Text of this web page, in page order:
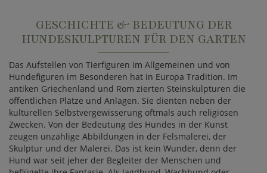
GESCHICHTE & BEDEUTUNG DER
HUNDESKULPTUREN FÜR DEN GARTEN
Das Aufstellen von Tierfiguren im Allgemeinen und von
Hundefiguren im Besonderen hat in Europa Tradition. Im
antiken Griechenland und Rom zierten Steinskulpturen die
öffentlichen Plätze und Anlagen. Sie dienten neben der
kulturellen Selbstvergewisserung oftmals auch religiösen
Zwecken. Von der Bedeutung des Hundes in der Kunst
zeugen unzählige Abbildungen in der Felsmalerei, der
Skulptur und der Malerei. Das ist kein Wunder, denn der
Hund war seit jeher der Begleiter der Menschen und